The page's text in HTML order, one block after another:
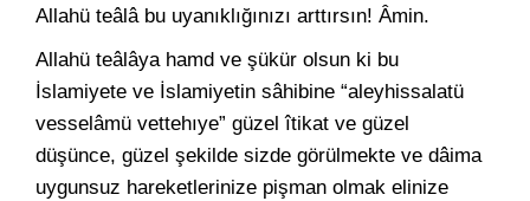
Allahü teâlâ bu uyanıklığınızı arttırsın! Âmin.
Allahü teâlâya hamd ve şükür olsun ki bu
İslamiyete ve İslamiyetin sâhibine “aleyhissalatü
vesselâmü vettehıye” güzel îtikat ve güzel
düşünce, güzel şekilde sizde görülmekte ve dâima
uygunsuz hareketlerinize pişman olmak elinize